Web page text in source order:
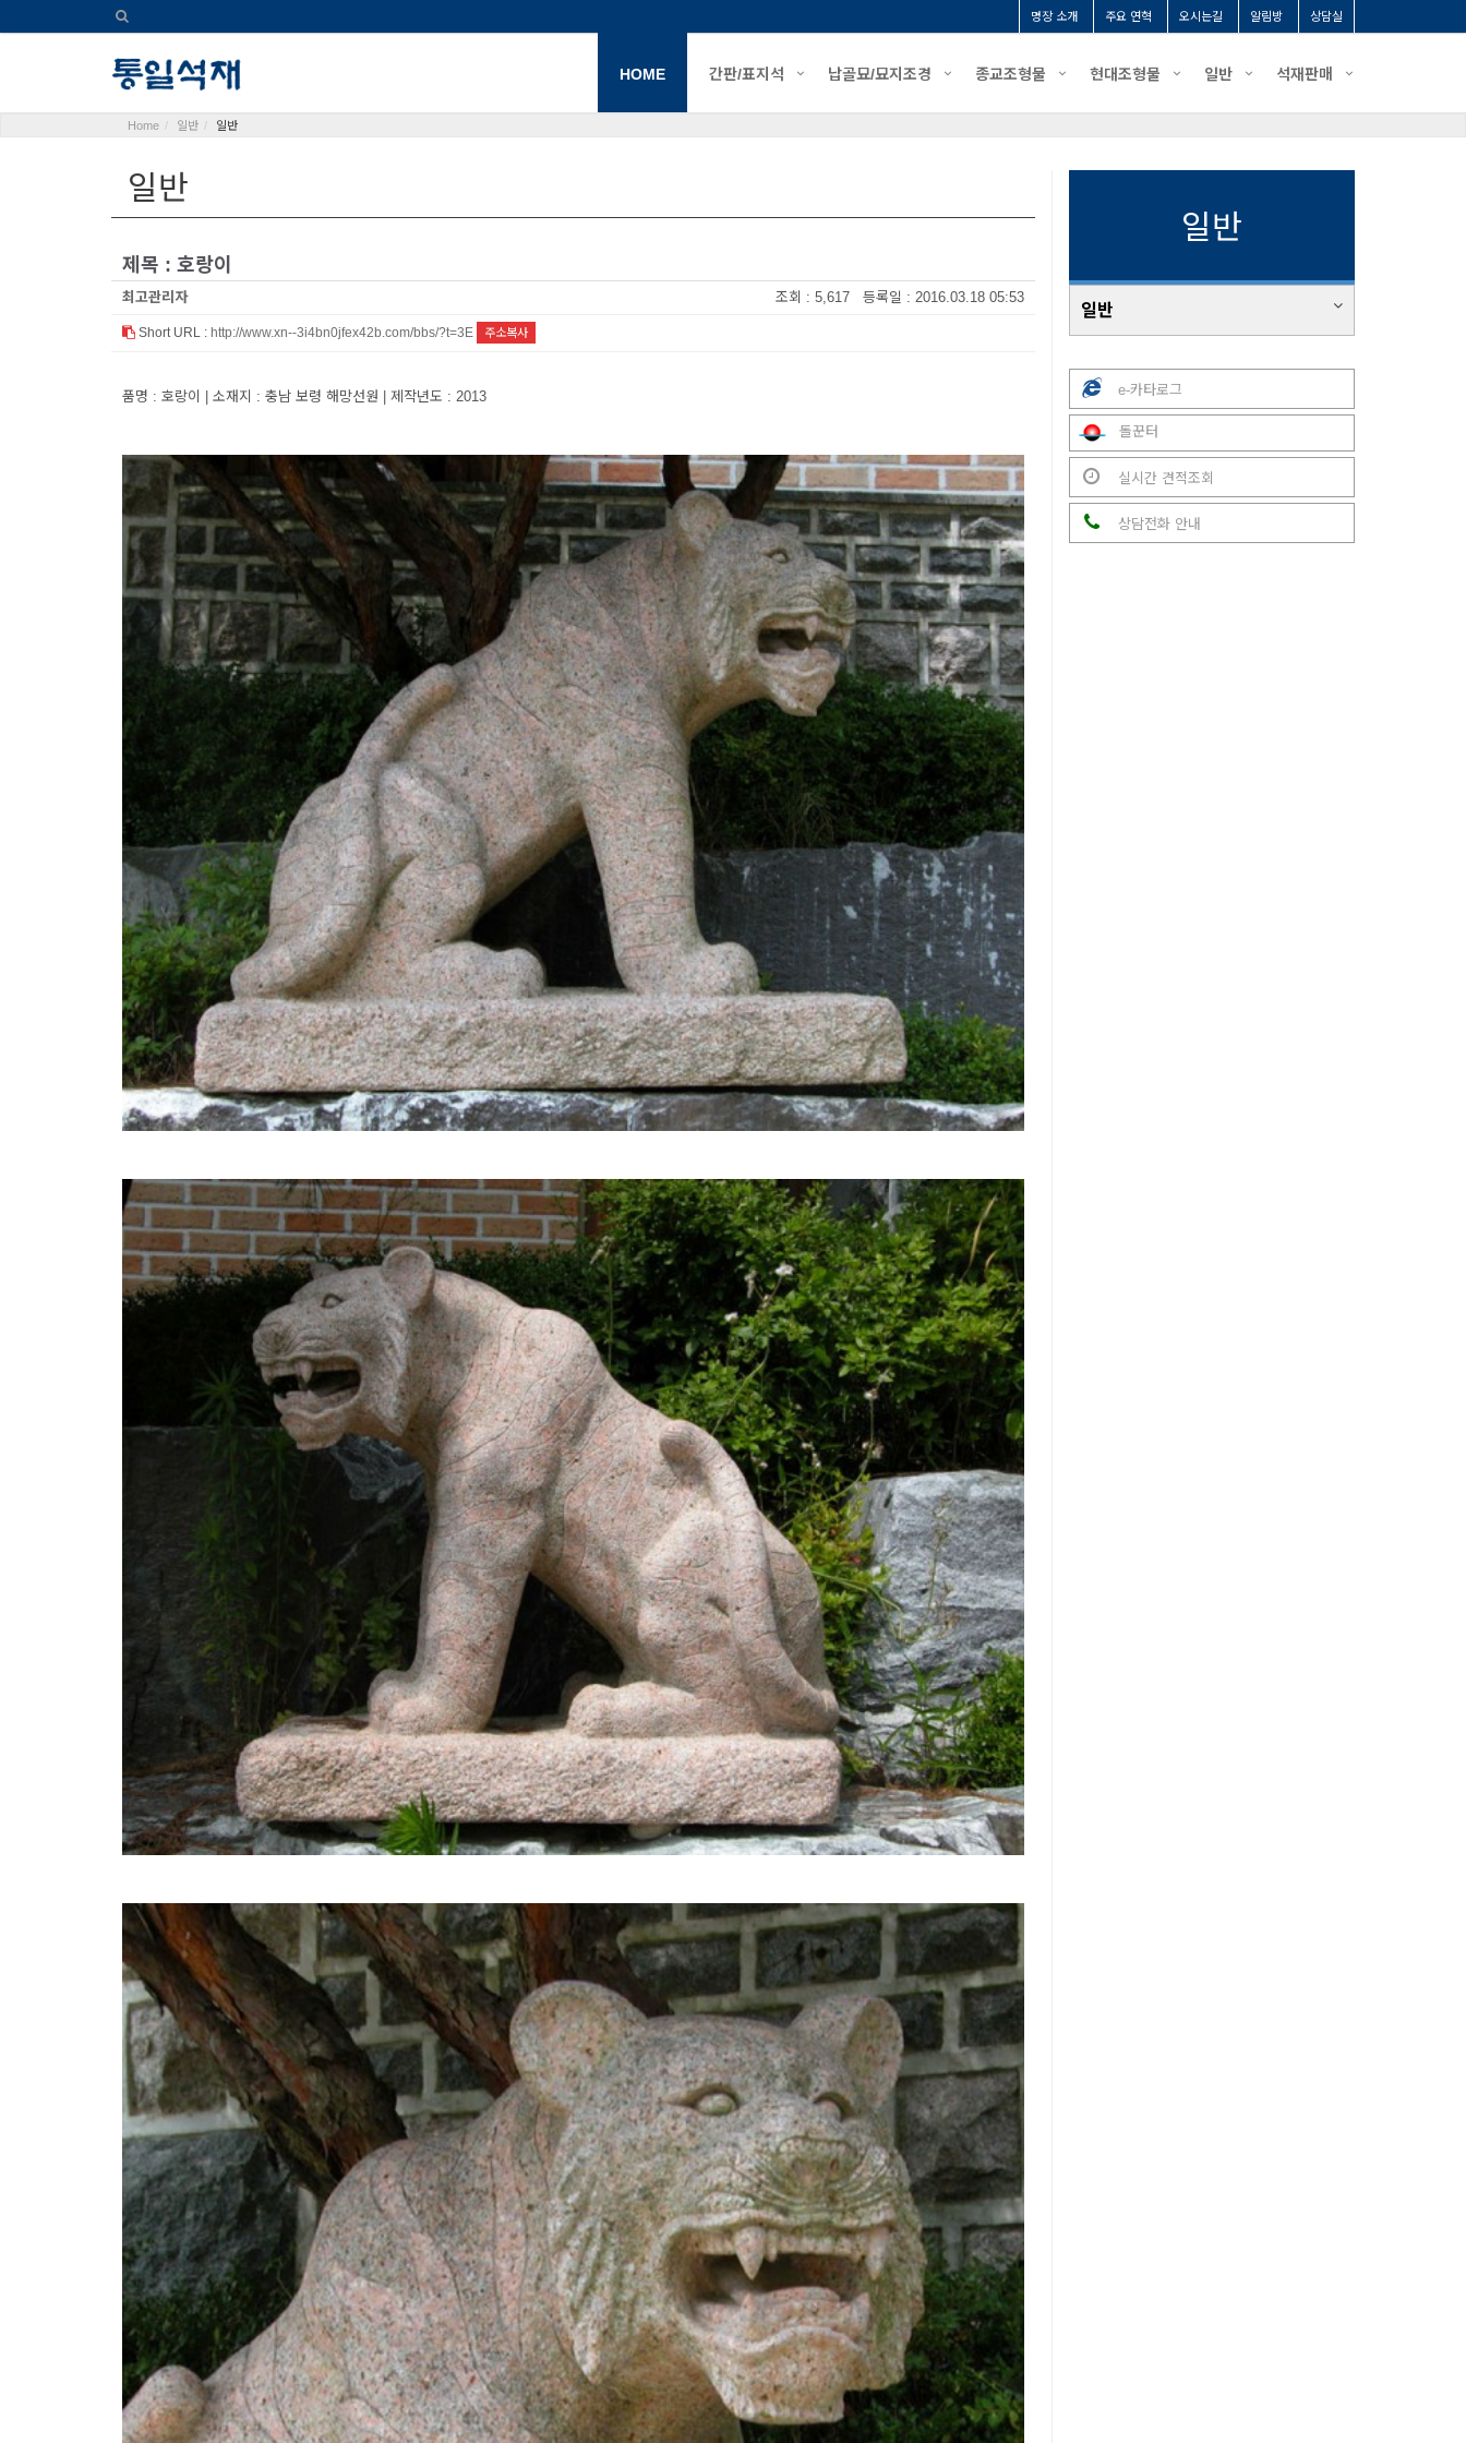
명장 소개 주요 연혁 오시는길 알림방 상담실
HOME 간판/표지석 납골묘/묘지조경 종교조형물 현대조형물 일반 석재판매
Home 일반 일반
일반
제목 : 호랑이
최고관리자 조회 : 5,617 등록일 : 2016.03.18 05:53
Short URL : http://www.xn--3i4bn0jfex42b.com/bbs/?t=3E 주소복사
품명 : 호랑이 | 소재지 : 충남 보령 해망선원 | 제작년도 : 2013
일반
일반
e-카타로그
돌꾼터
실시간 견적조회
상담전화 안내